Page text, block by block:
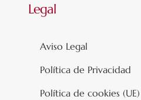
Legal
Aviso Legal
Política de Privacidad
Política de cookies (UE)